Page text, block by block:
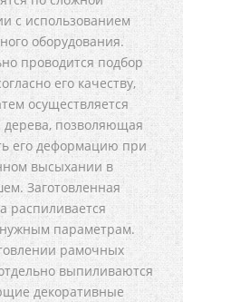
с использованием
оборудования.
проводится подбор
его качеству,
осуществляется
дерева, позволяющая
его деформацию при
высыхании в
Заготовленная
распиливается
нужным параметрам.
рамочных
выпиливаются
декоративные